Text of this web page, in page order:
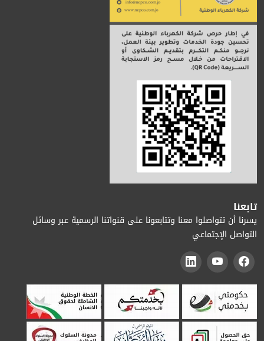
تابعنا
يسرنا أن تتواصلوا معنا وتتابعونا على قنواتنا الرسمية عبر وسائل
التواصل الإجتماعي